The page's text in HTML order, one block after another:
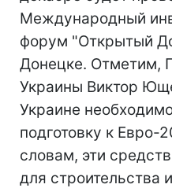
Международный
форум "Открытый
Донецке. Отметим,
Украины Виктор
Украине
подготовку к Евро-
словам, эти
для строительства